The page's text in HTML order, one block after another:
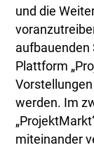
und die
aufbauenden
Plattform
werden. Im
miteinander